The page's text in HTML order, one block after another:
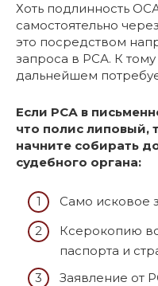
Хоть подлинность
самостоятельно
это посредством
запроса в РСА. К тому
дальнейшем
Если РСА в
что полис липовый,
начните собирать
судебного органа:
Само исковое
Ксерокопию
паспорта и
Заявление от